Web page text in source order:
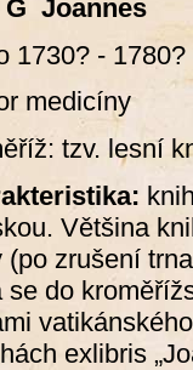
G Joannes
1730? - 1780?
medicíny
tzv. lesní
Většina
(po zrušení
se do
exlibris